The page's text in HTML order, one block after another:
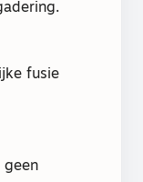
fusie
geen